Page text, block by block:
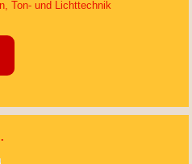
Ton- und Lichttechnik